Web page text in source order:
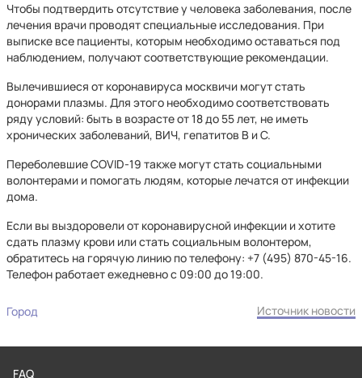
Чтобы подтвердить отсутствие у человека заболевания, после
лечения врачи проводят специальные исследования. При
выписке все пациенты, которым необходимо оставаться под
наблюдением, получают соответствующие рекомендации.
Вылечившиеся от коронавируса москвичи могут стать
донорами плазмы. Для этого необходимо соответствовать
ряду условий: быть в возрасте от 18 до 55 лет, не иметь
хронических заболеваний, ВИЧ, гепатитов В и С.
Переболевшие COVID-19 также могут стать социальными
волонтерами и помогать людям, которые лечатся от инфекции
дома.
Если вы выздоровели от коронавирусной инфекции и хотите
сдать плазму крови или стать социальным волонтером,
обратитесь на горячую линию по телефону: +7 (495) 870-45-16.
Телефон работает ежедневно с 09:00 до 19:00.
Город Источник новости
FAQ